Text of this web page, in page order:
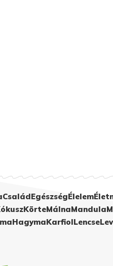
CsaládEgészségÉlelem
KörteMálnaMandula
HagymaKarfiolLencse